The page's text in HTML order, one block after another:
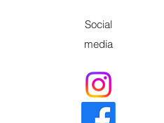
Social
media